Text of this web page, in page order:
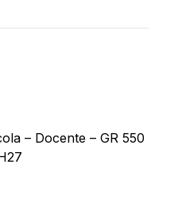
– Docente – GR 550